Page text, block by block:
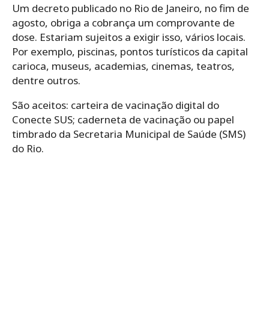
Um decreto publicado no Rio de Janeiro, no fim de
agosto, obriga a cobrança um comprovante de
dose. Estariam sujeitos a exigir isso, vários locais.
Por exemplo, piscinas, pontos turísticos da capital
carioca, museus, academias, cinemas, teatros,
dentre outros.
São aceitos: carteira de vacinação digital do
Conecte SUS; caderneta de vacinação ou papel
timbrado da Secretaria Municipal de Saúde (SMS)
do Rio.